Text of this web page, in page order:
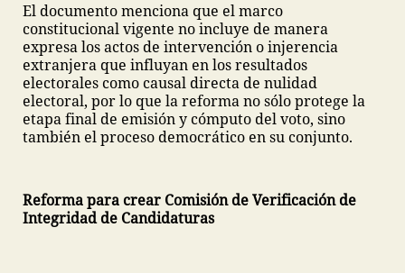
El documento menciona que el marco
constitucional vigente no incluye de manera
expresa los actos de intervención o injerencia
extranjera que influyan en los resultados
electorales como causal directa de nulidad
electoral, por lo que la reforma no sólo protege la
etapa final de emisión y cómputo del voto, sino
también el proceso democrático en su conjunto.
Reforma para crear Comisión de Verificación de
Integridad de Candidaturas